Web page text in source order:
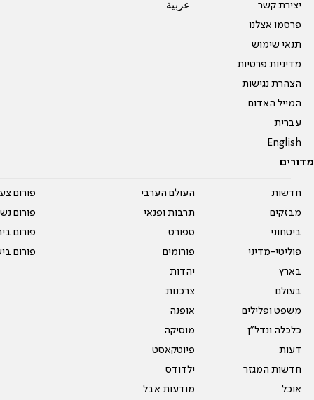
יצירת קשר
פרסמו אצלנו
תנאי שימוש
מדיניות פרטיות
הצהרת נגישות
המייל האדום
עברית
English
عربية
מדורים
חדשות
מבזקים
ביטחוני
פוליטי-מדיני
בארץ
בעולם
משפט ופלילים
כלכלה ונדל"ן
דעות
חדשות המגזר
אוכל
העולם הערבי
תרבות ופנאי
ספורט
פורומים
יהדות
צרכנות
אופנה
מוסיקה
פיוטקאסט
ילדודס
מודעות אבל
פורום
פורום
פורום
פורום